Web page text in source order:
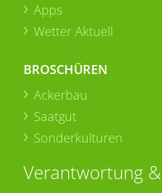
Apps
Wetter Aktuell
BROSCHÜREN
Ackerbau
Saatgut
Sonderkulturen
Verantwortung